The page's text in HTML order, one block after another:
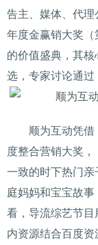
告主、媒体、代
年度金赢销大奖（
的价值盛典，其
选，专家讨论通过
顺为互动凭借《
度整合营销大奖
一致的时下热门
庭妈妈和宝宝故
看，导流综艺节
内资源结合百度